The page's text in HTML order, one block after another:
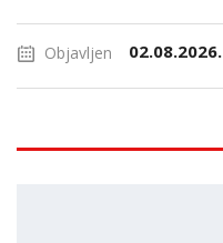
Objavljen 02.08.2026.